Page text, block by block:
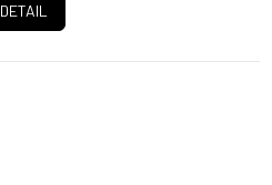
DETAIL